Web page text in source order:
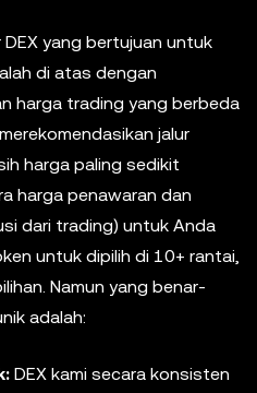
yang bertujuan untuk
di atas dengan
harga trading yang berbeda
jalur
harga paling sedikit
harga penawaran dan
dari trading) untuk Anda
untuk dipilih di 10+ rantai,
Namun yang benar-
adalah:
DEX kami secara konsisten